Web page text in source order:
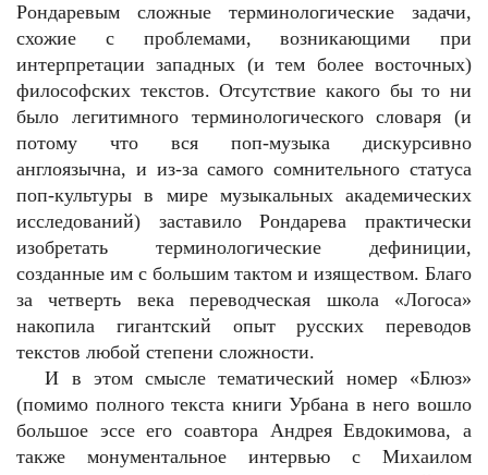
Рондаревым сложные терминологические задачи,
схожие с проблемами, возникающими при
интерпретации западных (и тем более восточных)
философских текстов. Отсутствие какого бы то ни
было легитимного терминологического словаря (и
потому что вся поп-музыка дискурсивно
англоязычна, и из-за самого сомнительного статуса
поп-культуры в мире музыкальных академических
исследований) заставило Рондарева практически
изобретать терминологические дефиниции,
созданные им с большим тактом и изяществом. Благо
за четверть века переводческая школа «Логоса»
накопила гигантский опыт русских переводов
текстов любой степени сложности.
И в этом смысле тематический номер «Блюз»
(помимо полного текста книги Урбана в него вошло
большое эссе его соавтора Андрея Евдокимова, а
также монументальное интервью с Михаилом